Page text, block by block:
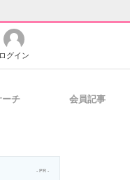
ログイン
ーチ 会員記事
- PR -